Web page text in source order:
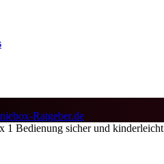
1 Bedienung sicher und kinderleicht